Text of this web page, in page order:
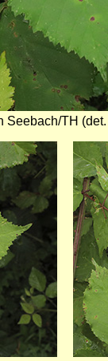
Seebach/TH
Bild